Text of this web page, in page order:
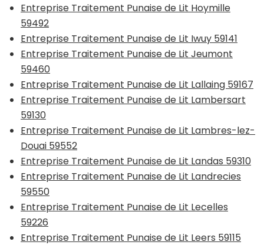
Entreprise Traitement Punaise de Lit Hoymille
59492
Entreprise Traitement Punaise de Lit Iwuy 59141
Entreprise Traitement Punaise de Lit Jeumont
59460
Entreprise Traitement Punaise de Lit Lallaing 59167
Entreprise Traitement Punaise de Lit Lambersart
59130
Entreprise Traitement Punaise de Lit Lambres-lez-
Douai 59552
Entreprise Traitement Punaise de Lit Landas 59310
Entreprise Traitement Punaise de Lit Landrecies
59550
Entreprise Traitement Punaise de Lit Lecelles
59226
Entreprise Traitement Punaise de Lit Leers 59115